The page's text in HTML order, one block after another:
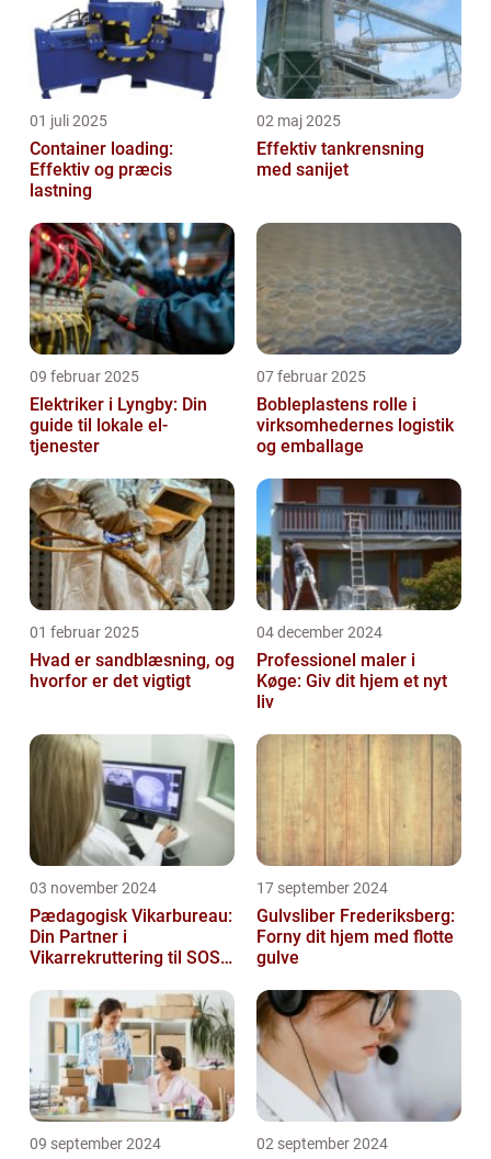
01 juli 2025
Container loading:
Effektiv og præcis
lastning
02 maj 2025
Effektiv tankrensning
med sanijet
09 februar 2025
Elektriker i Lyngby: Din
guide til lokale el-
tjenester
07 februar 2025
Bobleplastens rolle i
virksomhedernes logistik
og emballage
01 februar 2025
Hvad er sandblæsning, og
hvorfor er det vigtigt
04 december 2024
Professionel maler i
Køge: Giv dit hjem et nyt
liv
03 november 2024
Pædagogisk Vikarbureau:
Din Partner i
Vikarrekruttering til SOSU
17 september 2024
Gulvsliber Frederiksberg:
Forny dit hjem med flotte
gulve
09 september 2024 02 september 2024